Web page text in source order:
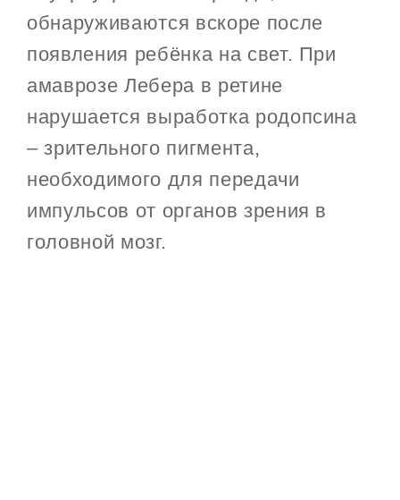
обнаруживаются вскоре после
появления ребёнка на свет. При
амаврозе Лебера в ретине
нарушается выработка родопсина
– зрительного пигмента,
необходимого для передачи
импульсов от органов зрения в
головной мозг.